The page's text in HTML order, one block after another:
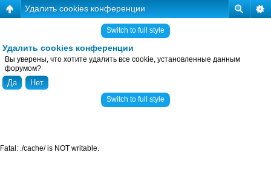
Удалить cookies конференции
Switch to full style
Удалить cookies конференции
Вы уверены, что хотите удалить все cookie, установленные данным
форумом?
Switch to full style
Fatal: ./cache/ is NOT writable.